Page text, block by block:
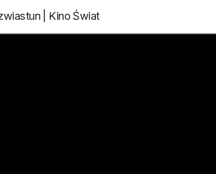
| Kino Świat